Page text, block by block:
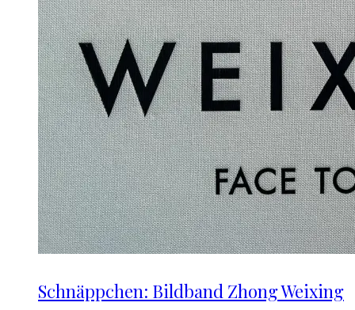
Schnäppchen: Bildband Zhong Weixing